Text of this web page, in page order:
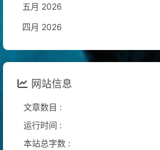
五月 2026
四月 2026
网站信息
文章数目 :
运行时间 :
本站总字数 :